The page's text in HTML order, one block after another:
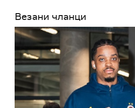
Везани чланци